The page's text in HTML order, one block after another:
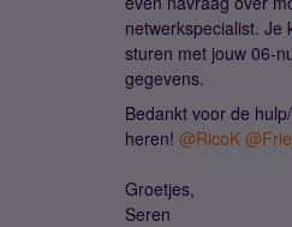
netwerkspecialist. Je
sturen met jouw 06-
gegevens.
Bedankt voor de
heren! @RicoK
Groetjes,
Seren